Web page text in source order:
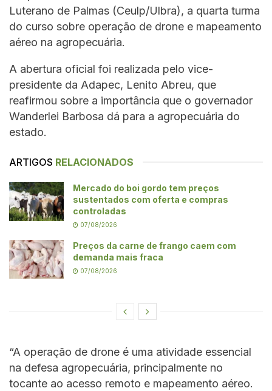
Luterano de Palmas (Ceulp/Ulbra), a quarta turma
do curso sobre operação de drone e mapeamento
aéreo na agropecuária.
A abertura oficial foi realizada pelo vice-
presidente da Adapec, Lenito Abreu, que
reafirmou sobre a importância que o governador
Wanderlei Barbosa dá para a agropecuária do
estado.
ARTIGOS RELACIONADOS
Mercado do boi gordo tem preços
sustentados com oferta e compras
controladas
07/08/2026
Preços da carne de frango caem com
demanda mais fraca
07/08/2026
“A operação de drone é uma atividade essencial
na defesa agropecuária, principalmente no
tocante ao acesso remoto e mapeamento aéreo.